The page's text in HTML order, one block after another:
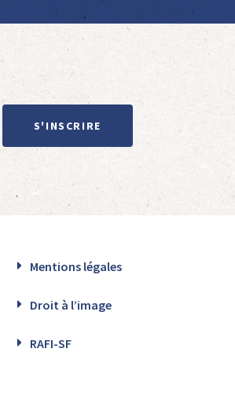
S'INSCRIRE
Mentions légales
Droit à l’image
RAFI-SF